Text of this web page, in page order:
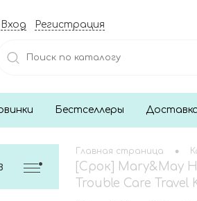
Вход Регистрация
Бестселлеры
Главная страница •
[Срок] Mary&May
Trouble Care Travel